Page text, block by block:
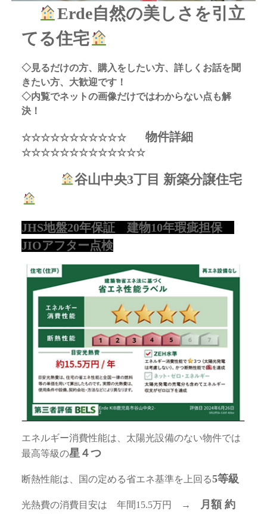
Erde自然の美しさを引立
てる住宅
◇見るだけの方、購入をしたい方、詳しくお話を聞
きたい方、大歓迎です！
◇内覧でネットの画像だけではわからない点も解
決！
☆☆☆☆☆☆☆☆☆☆☆物件詳細
☆☆☆☆☆☆☆☆☆☆☆☆☆
谷山中央3丁目 新築分譲住宅
JHS地盤20年保証 建物10年瑕疵担保
JIOアフター点検
エネルギー消費性能は、太陽光設備のない物件では
最高等級の星４つ
断熱性能は、国の定める省エネ基準を上回る5等級
光熱費の消費目安は 年間15.5万円 →
月額 約